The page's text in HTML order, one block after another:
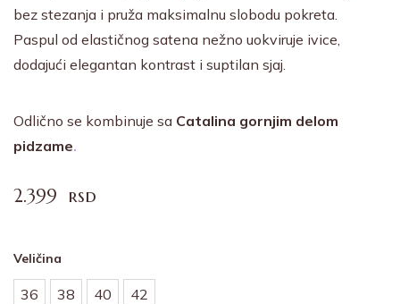
bez stezanja i pruža maksimalnu slobodu pokreta.
Paspul od elastičnog satena nežno uokviruje ivice,
dodajući elegantan kontrast i suptilan sjaj.
Odlično se kombinuje sa Catalina gornjim delom
pidzame.
2.399 rsd
Veličina
36 38 40 42